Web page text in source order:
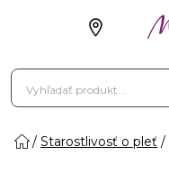
Starostlivosť o pleť